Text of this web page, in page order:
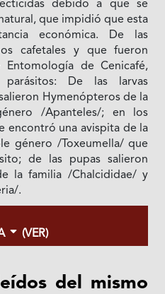
debido a que se
que impidió que esta
económica. De las
cafetales y que fueron
de Cenicafé,
De las larvas
Hymenópteros de la
/Apanteles/; en los
encontró una avispita de la
género /Toxeumella/ que
de las pupas salieron
la familia /Chalcididae/ y
.
(VER)
del mismo